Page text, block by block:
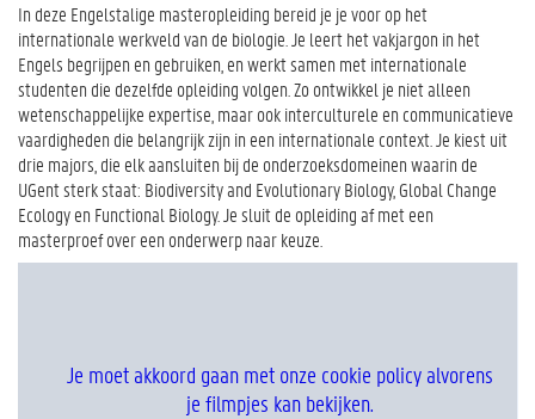
In deze Engelstalige masteropleiding bereid je je voor op het
internationale werkveld van de biologie. Je leert het vakjargon in het
Engels begrijpen en gebruiken, en werkt samen met internationale
studenten die dezelfde opleiding volgen. Zo ontwikkel je niet alleen
wetenschappelijke expertise, maar ook interculturele en communicatieve
vaardigheden die belangrijk zijn in een internationale context. Je kiest uit
drie majors, die elk aansluiten bij de onderzoeksdomeinen waarin de
UGent sterk staat: Biodiversity and Evolutionary Biology, Global Change
Ecology en Functional Biology. Je sluit de opleiding af met een
masterproef over een onderwerp naar keuze.
Je moet akkoord gaan met onze cookie policy alvorens
je filmpjes kan bekijken.